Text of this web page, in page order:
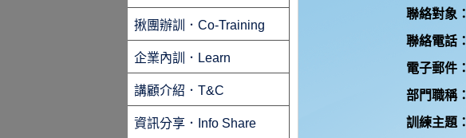
揪團辦訓．Co-Training
企業內訓．Learn
講顧介紹．T&C
資訊分享．Info Share
聯絡對象：
聯絡電話：
電子郵件：
部門職稱：
訓練主題：